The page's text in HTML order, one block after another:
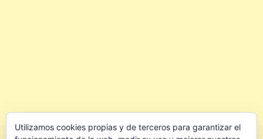
Utilizamos cookies propias y de terceros para garantizar el